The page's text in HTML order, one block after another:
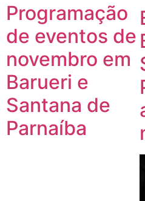
Programação
de eventos de
novembro em
Barueri e
Santana de
Parnaíba